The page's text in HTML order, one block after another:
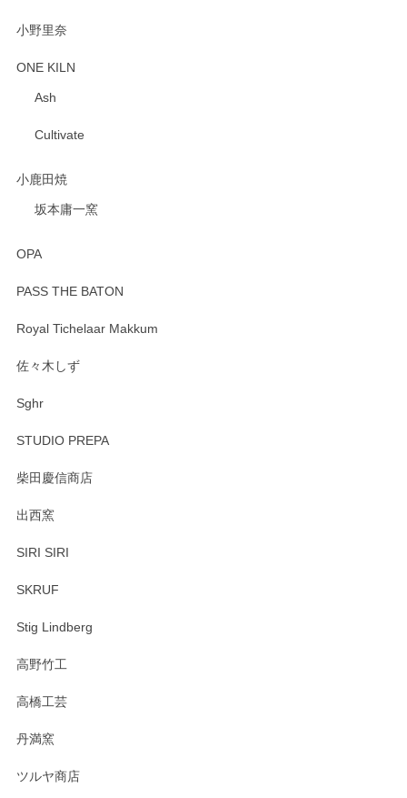
小野里奈
ONE KILN
Ash
Cultivate
小鹿田焼
坂本庸一窯
OPA
PASS THE BATON
Royal Tichelaar Makkum
佐々木しず
Sghr
STUDIO PREPA
柴田慶信商店
出西窯
SIRI SIRI
SKRUF
Stig Lindberg
高野竹工
高橋工芸
丹満窯
ツルヤ商店